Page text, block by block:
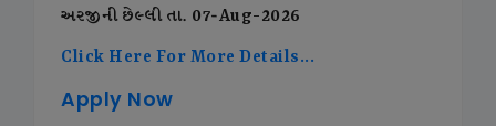
અરજીની છેલ્લી તા. 07-Aug-2026
Click Here For More Details...
Apply Now